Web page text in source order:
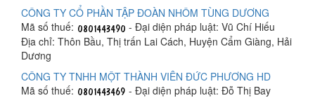
CÔNG TY CỔ PHẦN TẬP ĐOÀN NHÔM TÙNG DƯƠNG
Mã số thuế:
- Đại diện pháp luật: Vũ Chí Hiếu
Địa chỉ: Thôn Bầu, Thị trấn Lai Cách, Huyện Cẩm Giàng, Hải
Dương
CÔNG TY TNHH MỘT THÀNH VIÊN ĐỨC PHƯƠNG HD
Mã số thuế:
- Đại diện pháp luật: Đỗ Thị Bay